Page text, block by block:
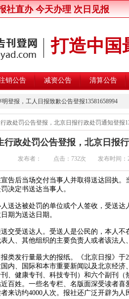
社直办 今天办理 次日见报
打造中国
销公告 减资公告 清算公告
登报，工人日报致歉公告登报13581658994
公开遴选第三方安全监控建设与运营主体的公
登报，北京晚报股东大会公告登报13581658994
登报，中国商报股东会通知公告登报13581658994
公告登报，中国改革报资产转让公告登报
罚公告登报，北京青年报行政处罚通知登报
公告登报，北京日报行政处罚通知登报
公告登报，北京晨报行政处罚通知登报
登报，中华工商时报企业维权声明登报
登报，北京晚报税务行政处罚公告刊登
登报，经济日报维权声明登报13581658994
登报，法制日报稽查公告刊登电话13581658994
通知登报，北京晚报行政处罚广告登报
政处罚公告登报，北京日报行政处罚通知登报
行政处罚公告登报，北京日报
发布者： 点击： 732次 发布时间：
告后当场交付当事人并取得送达回执
决定书送达当事人。
送达被处罚的单位或个人签收，受送
期为送达日期。
交受送达人。受送人是公民的，本人
人、其他组织的主要负责人或者该法人
报类发行量最大的报纸。《北京日报》
内、国际和本市重要新闻以及北京经
、健康专刊、科技专刊）和六个副刊
百姓。一些名专栏、名版面深受读者
来访约4000人次。报社还广泛开辟为人